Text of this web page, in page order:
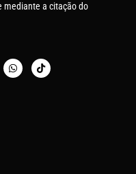
mediante a citação do